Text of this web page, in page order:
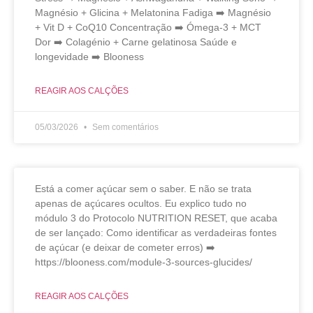
Magnésio + Glicina + Melatonina Fadiga ➡️ Magnésio
+ Vit D + CoQ10 Concentração ➡️ Ómega-3 + MCT
Dor ➡️ Colagénio + Carne gelatinosa Saúde e
longevidade ➡️ Blooness
REAGIR AOS CALÇÕES
05/03/2026 Sem comentários
Está a comer açúcar sem o saber. E não se trata
apenas de açúcares ocultos. Eu explico tudo no
módulo 3 do Protocolo NUTRITION RESET, que acaba
de ser lançado: Como identificar as verdadeiras fontes
de açúcar (e deixar de cometer erros) ➡️
https://blooness.com/module-3-sources-glucides/
REAGIR AOS CALÇÕES